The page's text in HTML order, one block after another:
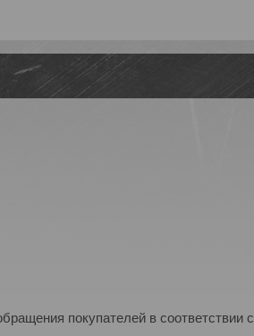
покупателей в соответствии с